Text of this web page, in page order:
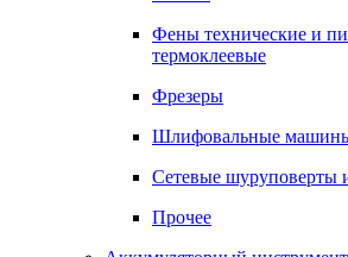
Фены технические и
термоклеевые
Фрезеры
Шлифовальные
Сетевые шуруповерты
Прочее